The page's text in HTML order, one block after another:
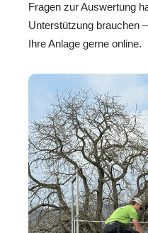
Fragen zur Auswertung
Unterstützung brauchen
Ihre Anlage gerne online.